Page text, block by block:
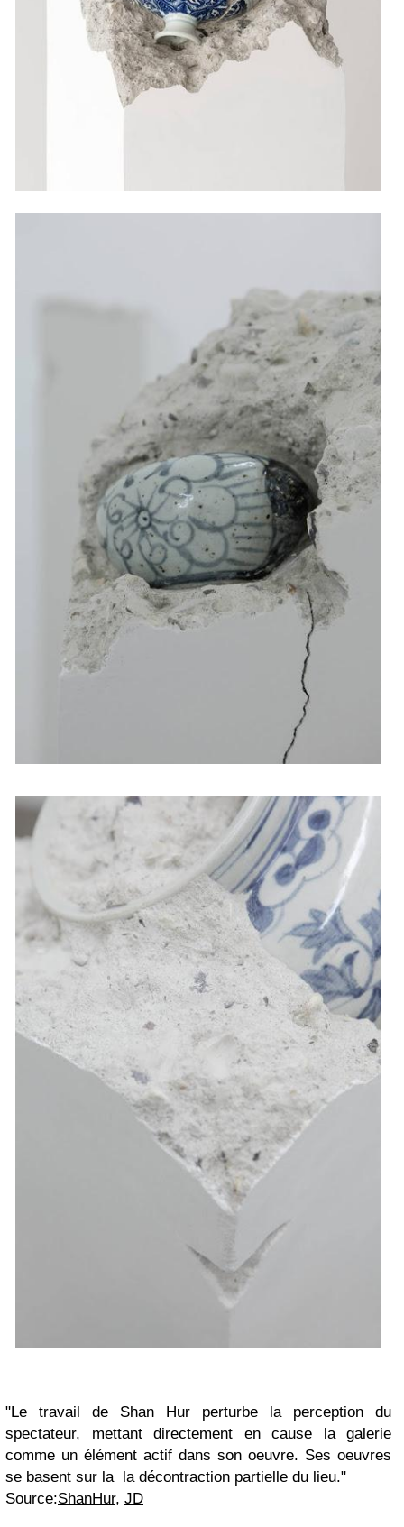
"Le travail de Shan Hur perturbe la perception du
spectateur, mettant directement en cause la galerie
comme un élément actif dans son oeuvre. Ses oeuvres
se basent sur la la décontraction partielle du lieu."
Source:ShanHur, JD